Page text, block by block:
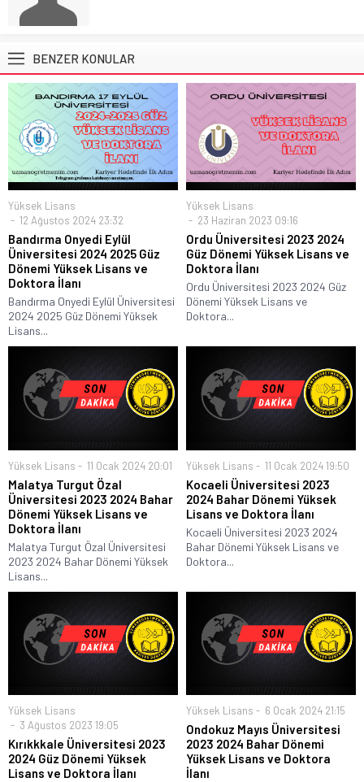
BENZER KONULAR
Yüksek Lisans
12 Ağustos 2024 23:32
Bandırma Onyedi Eylül
Üniversitesi 2024 2025 Güz
Dönemi Yüksek Lisans ve
Doktora İlanı
Bandırma Onyedi Eylül Üniversitesi
2024 2025 Güz Dönemi Yüksek
Lisans...
Yüksek Lisans
23 Haziran 2023 09:16
Ordu Üniversitesi 2023 2024
Güz Dönemi Yüksek Lisans ve
Doktora İlanı
Ordu Üniversitesi 2023 2024 Güz
Dönemi Yüksek Lisans ve
Doktora...
Yüksek Lisans 11 Ocak 2024 20:01
Malatya Turgut Özal
Üniversitesi 2023 2024 Bahar
Dönemi Yüksek Lisans ve
Doktora İlanı
Malatya Turgut Özal Üniversitesi
2023 2024 Bahar Dönemi Yüksek
Lisans...
Yüksek Lisans 11 Ocak 2024 19:50
Kocaeli Üniversitesi 2023
2024 Bahar Dönemi Yüksek
Lisans ve Doktora İlanı
Kocaeli Üniversitesi 2023 2024
Bahar Dönemi Yüksek Lisans ve
Doktora...
Yüksek Lisans
3 Ağustos 2023 19:05
Kırıkkkale Üniversitesi 2023
2024 Güz Dönemi Yüksek
Lisans ve Doktora İlanı
Yüksek Lisans 6 Ocak 2024 21:15
Ondokuz Mayıs Üniversitesi
2023 2024 Bahar Dönemi
Yüksek Lisans ve Doktora
İlanı